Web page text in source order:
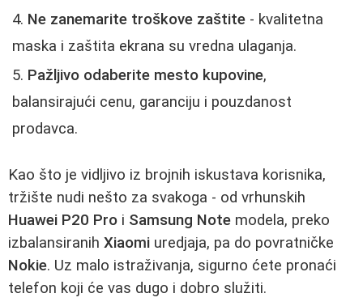
Ne zanemarite troškove zaštite - kvalitetna
maska i zaštita ekrana su vredna ulaganja.
Pažljivo odaberite mesto kupovine,
balansirajući cenu, garanciju i pouzdanost
prodavca.
Kao što je vidljivo iz brojnih iskustava korisnika,
tržište nudi nešto za svakoga - od vrhunskih
Huawei P20 Pro i Samsung Note modela, preko
izbalansiranih Xiaomi uredjaja, pa do povratničke
Nokie. Uz malo istraživanja, sigurno ćete pronaći
telefon koji će vas dugo i dobro služiti.